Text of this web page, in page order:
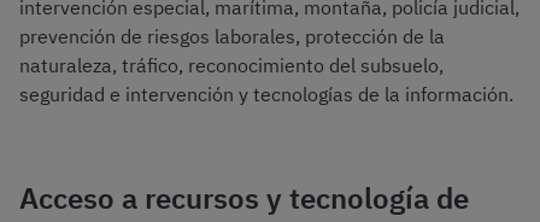
intervención especial, marítima, montaña, policía judicial,
prevención de riesgos laborales, protección de la
naturaleza, tráfico, reconocimiento del subsuelo,
seguridad e intervención y tecnologías de la información.
Acceso a recursos y tecnología de